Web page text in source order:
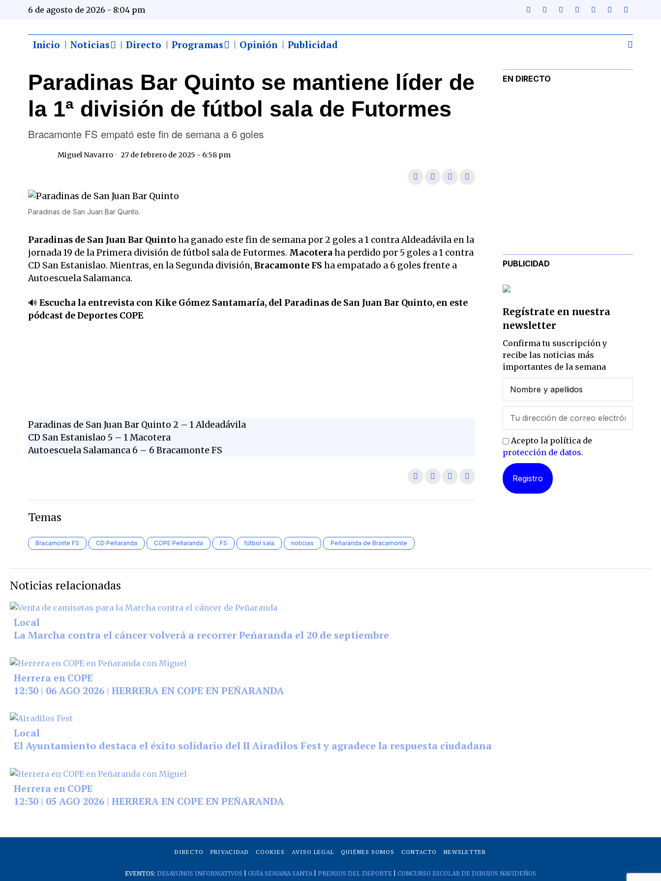
6 de agosto de 2026 - 8:04 pm
Inicio Noticias Directo Programas Opinión Publicidad
Paradinas Bar Quinto se mantiene líder de
la 1ª división de fútbol sala de Futormes
Bracamonte FS empató este fin de semana a 6 goles
Miguel Navarro 27 de febrero de 2025 - 6:58 pm
Paradinas de San Juan Bar Quinto.
Paradinas de San Juan Bar Quintoha ganado este fin de semana por 2 goles a 1 contra Aldeadávila en la
jornada 19 de la Primera división de fútbol sala de Futormes. Macotera ha perdido por 5 goles a 1 contra
CD San Estanislao. Mientras, en la Segunda división, Bracamonte FS ha empatado a 6 goles frente a
Autoescuela Salamanca.
🔊 Escucha la entrevista con Kike Gómez Santamaría, del Paradinas de San Juan Bar Quinto, en este
pódcast de Deportes COPE
Paradinas de San Juan Bar Quinto 2 – 1 Aldeadávila
CD San Estanislao 5 – 1 Macotera
Autoescuela Salamanca 6 – 6 Bracamonte FS
Temas
Bracamonte FS CD Peñaranda COPE Peñaranda FS fútbol sala noticias Peñaranda de Bracamonte
EN DIRECTO
PUBLICIDAD
Regístrate en nuestra
newsletter
Confirma tu suscripción y
recibe las noticias más
importantes de la semana
Acepto la política de
protección de datos.
Noticias relacionadas
Local
La Marcha contra el cáncer volverá a recorrer Peñaranda el 20 de septiembre
Herrera en COPE
12:30 | 06 AGO 2026 | HERRERA EN COPE EN PEÑARANDA
Local
El Ayuntamiento destaca el éxito solidario del II Airadilos Fest y agradece la respuesta ciudadana
Herrera en COPE
12:30 | 05 AGO 2026 | HERRERA EN COPE EN PEÑARANDA
DIRECTO PRIVACIDAD COOKIES AVISO LEGAL QUIÉNES SOMOS CONTACTO NEWSLETTER
EVENTOS: DESAYUNOS INFORMATIVOS GUÍA SEMANA SANTA| PREMIOS DEL DEPORTE| CONCURSO ESCOLAR DE DIBUJOS NAVIDEÑOS